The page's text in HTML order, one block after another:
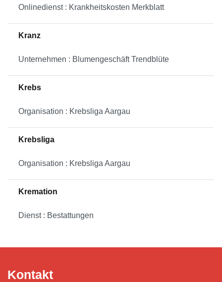
Onlinedienst : Krankheitskosten Merkblatt
Kranz
Unternehmen : Blumengeschäft Trendblüte
Krebs
Organisation : Krebsliga Aargau
Krebsliga
Organisation : Krebsliga Aargau
Kremation
Dienst : Bestattungen
Kontakt